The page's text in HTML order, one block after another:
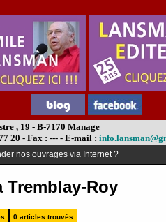
, 19 - B-7170 Manage
20 - Fax : --- - E-mail :
nos ouvrages via Internet ?
Tremblay-Roy
0 articles trouvés